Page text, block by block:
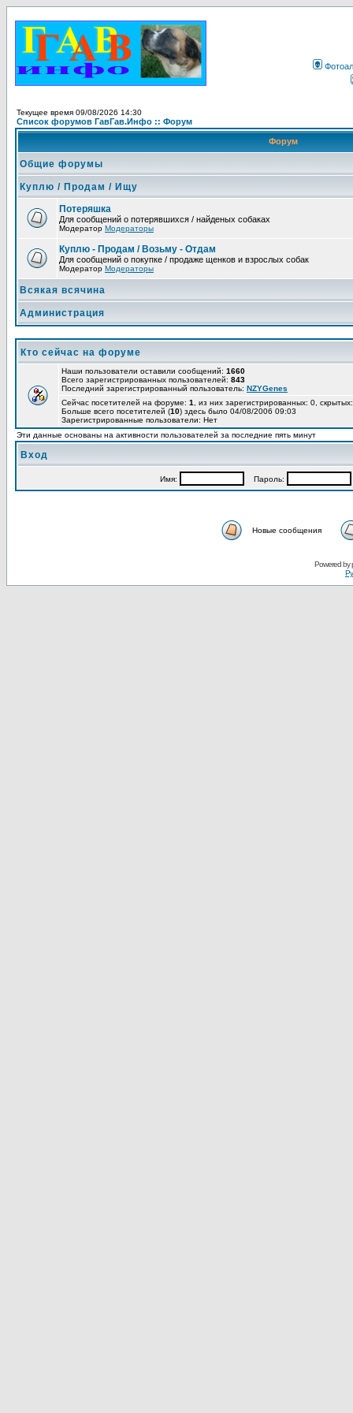
Текущее время 09/08/2026 14:30
Список форумов ГавГав.Инфо :: Форум
Форум
Общие форумы
Куплю / Продам / Ищу
Потеряшка
Для сообщений о потерявшихся / найденых собаках
Модератор Модераторы
Куплю - Продам / Возьму - Отдам
Для сообщений о покупке / продаже щенков и взрослых собак
Модератор Модераторы
Всякая всячина
Администрация
Кто сейчас на форуме
Наши пользователи оставили сообщений: 1660
Всего зарегистрированных пользователей: 843
Последний зарегистрированный пользователь: NZYGenes
Сейчас посетителей на форуме: 1
, из них зарегистрированных: 0,
Больше всего посетителей (10) здесь было 04/08/2006 09:03
Зарегистрированные пользователи: Нет
Эти данные основаны на активности пользователей за последние пять минут
Вход
Имя: Пароль:
Новые сообщения
Powered by